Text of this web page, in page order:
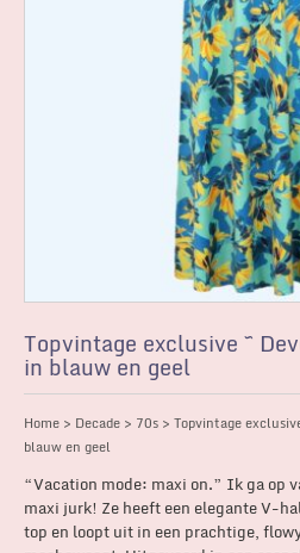
Topvintage exclusive ~
in blauw en geel
Home > Decade > 70s > Topvintage
blauw en geel
“Vacation mode: maxi on.” Ik ga op
maxi jurk! Ze heeft een elegante V-
top en loopt uit in een prachtige,